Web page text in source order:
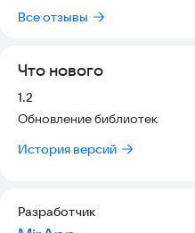
Все отзывы
Что нового
Версия:
1.2
Обновление библиотек
История версий
Разработчик